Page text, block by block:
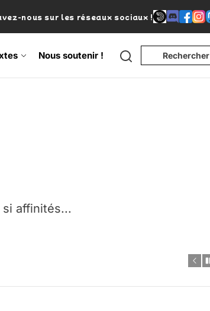
nous sur les réseaux sociaux !
Nous soutenir ! Search Rechercher
affinités...
Lacôte